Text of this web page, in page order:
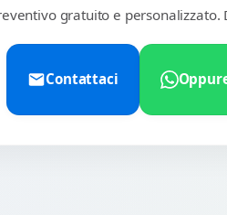
gratuito e
Contattaci